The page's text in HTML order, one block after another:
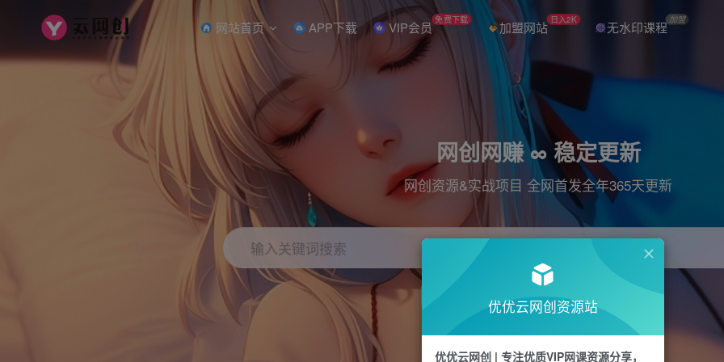
网站首页 APP下载 VIP会员 免费下载 加盟网站 日入2K 无水印课程 加盟
网创网赚 ∞ 稳定更新
网创资源&实战项目 全网首发全年365天更新
输入关键词搜索
引流 直播 电商 剪辑
优优云网创资源站
优优云网创 | 专注优质VIP网课资源分享，